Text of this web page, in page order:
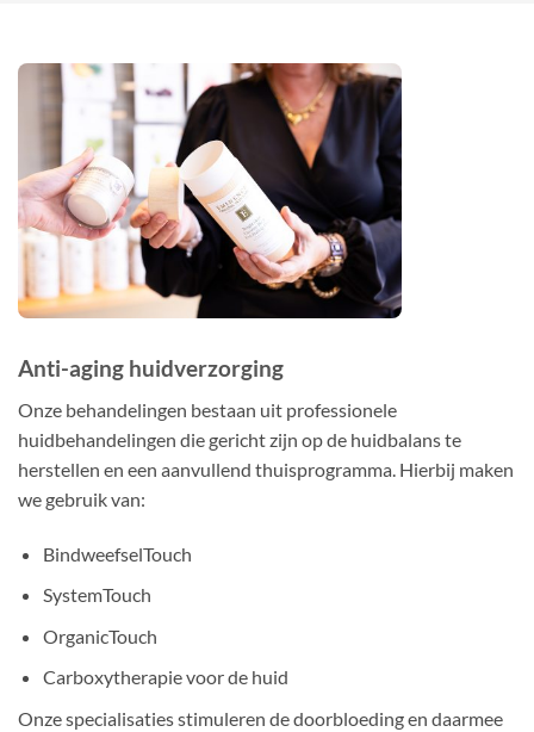
Anti-aging huidverzorging
Onze behandelingen bestaan uit professionele
huidbehandelingen die gericht zijn op de huidbalans te
herstellen en een aanvullend thuisprogramma. Hierbij maken
we gebruik van:
BindweefselTouch
SystemTouch
OrganicTouch
Carboxytherapie voor de huid
Onze specialisaties stimuleren de doorbloeding en daarmee